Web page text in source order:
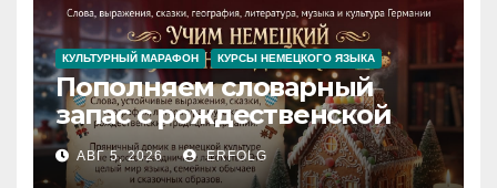
КУЛЬТУРНЫЙ МАРАФОН КУРСЫ НЕМЕЦКОГО ЯЗЫКА
Пополняем словарный
запас с рождественской
сказкой! Учим немецкий
вместе с Lebkuchenhaus
АВГ 5, 2026 ERFOLG